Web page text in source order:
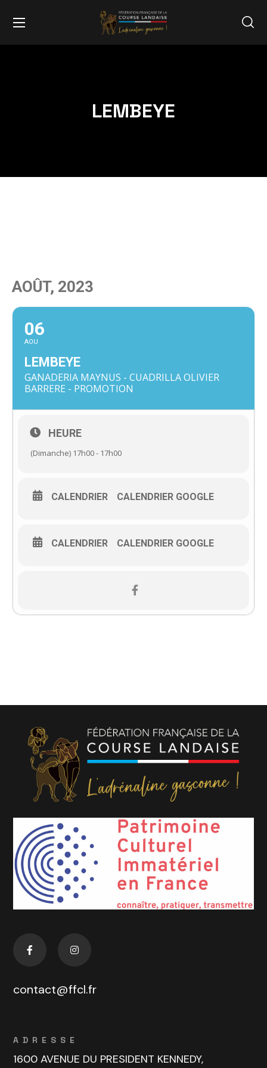
LEMBEYE
AOÛT, 2023
06
AOU
LEMBEYE
GANADERIA MAYNUS - CUADRILLA OLIVIER
BARRERE - PROMOTION
HEURE
(Dimanche) 17h00 - 17h00
CALENDRIER CALENDRIER GOOGLE
CALENDRIER CALENDRIER GOOGLE
contact@ffcl.fr
ADRESSE
1600 AVENUE DU PRESIDENT KENNEDY,